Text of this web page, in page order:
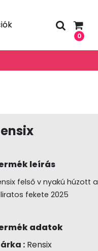
0
leírás
felső v nyakú húzott
fekete 2025
adatok
:Rensix